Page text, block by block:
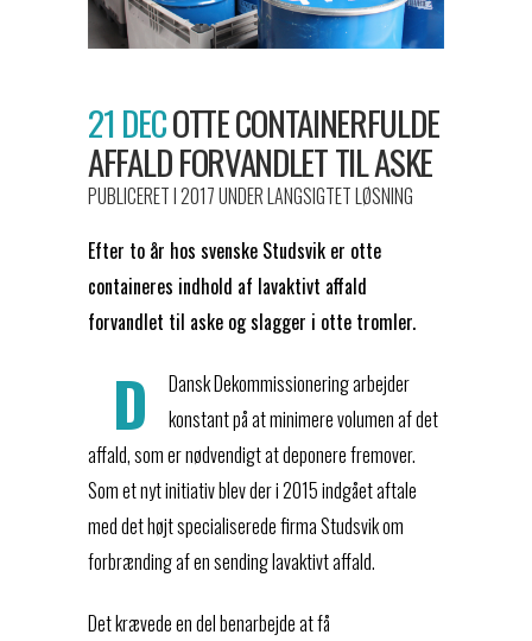
21 DECOTTE CONTAINERFULDE
AFFALD FORVANDLET TIL ASKE
PUBLICERET I 2017UNDERLANGSIGTET LØSNING
Efter to år hos svenske Studsvik er otte
containeres indhold af lavaktivt affald
forvandlet til aske og slagger i otte tromler.
D
Dansk Dekommissionering arbejder
konstant på at minimere volumen af det
affald, som er nødvendigt at deponere fremover.
Som et nyt initiativ blev der i 2015 indgået aftale
med det højt specialiserede firma Studsvik om
forbrænding af en sending lavaktivt affald.
Det krævede en del benarbejde at få